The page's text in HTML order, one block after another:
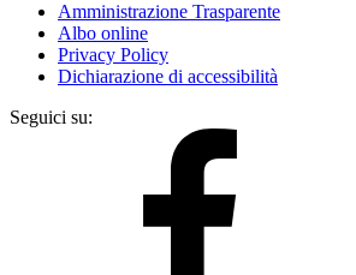
Amministrazione Trasparente
Albo online
Privacy Policy
Dichiarazione di accessibilità
Seguici su: